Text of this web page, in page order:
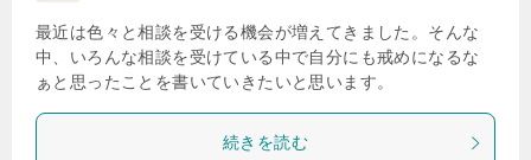
最近は色々と相談を受ける機会が増えてきました。そんな
中、いろんな相談を受けている中で自分にも戒めになるな
ぁと思ったことを書いていきたいと思います。
続きを読む